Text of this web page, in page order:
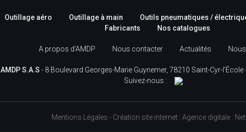
Outillage aéro Outillage à main Outils pneumatiques /
Fabricants
Nos catalogues
A propos d’AMDP Nous contacter Actualités
AMDP S.A.S - 8 Boulevard Georges-Marie Guynemer, 78210 Saint-Cyr-l'École
Suivez-nous :
Mentions Légales - Création site internet : Agence digitale :